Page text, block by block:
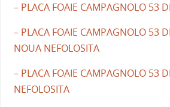
– PLACA FOAIE CAMPAGNOLO 53
– PLACA FOAIE CAMPAGNOLO 53
NOUA NEFOLOSITA
– PLACA FOAIE CAMPAGNOLO 53
NEFOLOSITA